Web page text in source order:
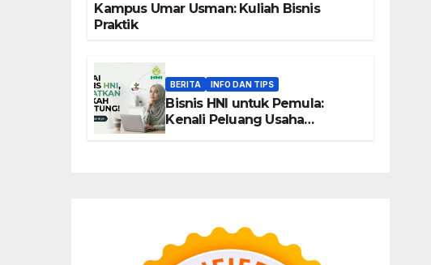
Kampus Umar Usman: Kuliah Bisnis
Praktik
BERITA INFO DAN TIPS
Bisnis HNI untuk Pemula:
Kenali Peluang Usaha